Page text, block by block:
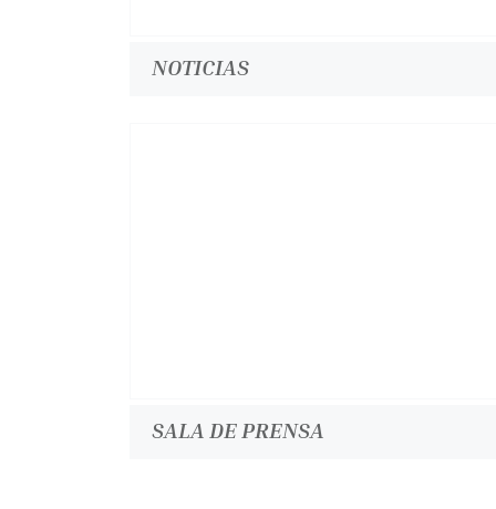
NOTICIAS
SALA DE PRENSA